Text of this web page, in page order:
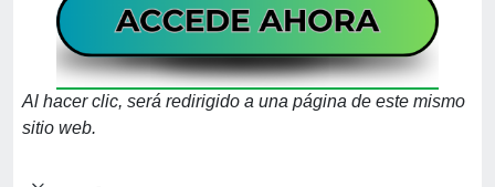
Al hacer clic, será redirigido a una página de este mismo
sitio web.